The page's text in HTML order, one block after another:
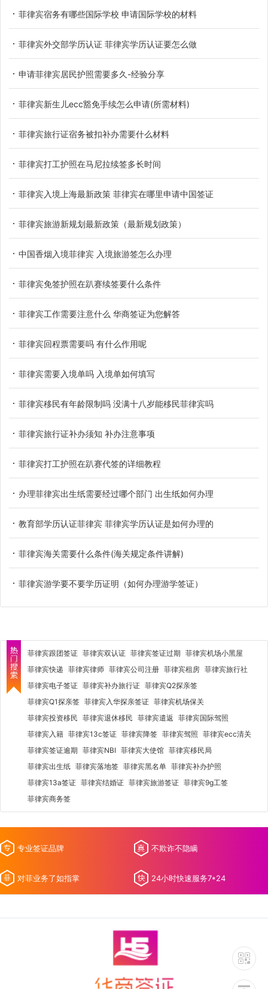
菲律宾宿务有哪些国际学校 申请国际学校的材料
菲律宾外交部学历认证 菲律宾学历认证要怎么做
申请菲律宾居民护照需要多久-经验分享
菲律宾新生儿ecc豁免手续怎么申请(所需材料)
菲律宾旅行证宿务被扣补办需要什么材料
菲律宾打工护照在马尼拉续签多长时间
菲律宾入境上海最新政策 菲律宾在哪里申请中国签证
菲律宾旅游新规划最新政策（最新规划政策）
中国香烟入境菲律宾 入境旅游签怎么办理
菲律宾免签护照在趴赛续签要什么条件
菲律宾工作需要注意什么 华商签证为您解答
菲律宾回程票需要吗 有什么作用呢
菲律宾需要入境单吗 入境单如何填写
菲律宾移民有年龄限制吗 没满十八岁能移民菲律宾吗
菲律宾旅行证补办须知 补办注意事项
菲律宾打工护照在趴赛代签的详细教程
办理菲律宾出生纸需要经过哪个部门 出生纸如何办理
教育部学历认证菲律宾 菲律宾学历认证是如何办理的
菲律宾海关需要什么条件(海关规定条件讲解)
菲律宾游学要不要学历证明（如何办理游学签证）
菲律宾跟团签证 菲律宾双认证 菲律宾签证过期 菲律宾机场小黑屋
菲律宾快递 菲律宾律师 菲律宾公司注册 菲律宾租房 菲律宾旅行社
菲律宾电子签证 菲律宾补办旅行证 菲律宾Q2探亲签
菲律宾Q1探亲签 菲律宾入华探亲签证 菲律宾机场保关
菲律宾投资移民 菲律宾退休移民 菲律宾遣返 菲律宾国际驾照
菲律宾入籍 菲律宾13c签证 菲律宾降签 菲律宾驾照 菲律宾ecc清关
菲律宾签证逾期 菲律宾NBI 菲律宾大使馆 菲律宾移民局
菲律宾出生纸 菲律宾落地签 菲律宾黑名单 菲律宾补办护照
菲律宾13a签证 菲律宾结婚证 菲律宾旅游签证 菲律宾9g工签
菲律宾商务签
专业签证品牌 不欺诈不隐瞒
对菲业务了如指掌 24小时快速服务7*24